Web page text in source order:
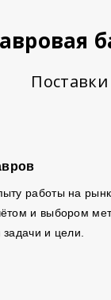
работы на
и выбором
и цели.